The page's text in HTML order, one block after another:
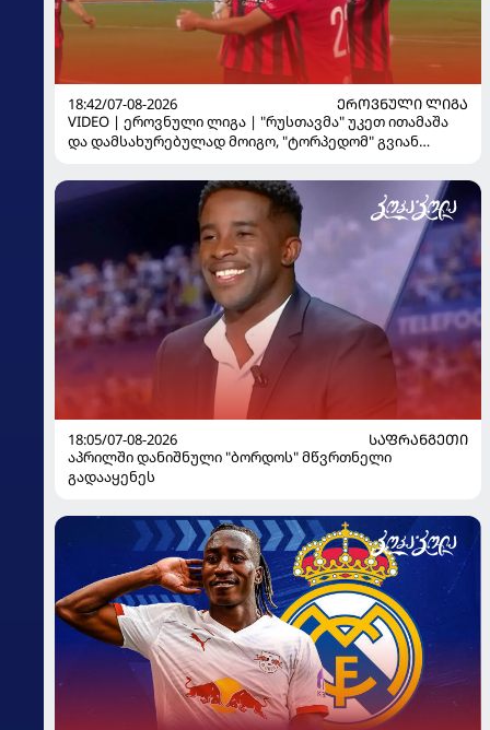
18:42/07-08-2026
ᲔᲠᲝᲕᲜᲣᲚᲘ ᲚᲘᲒᲐ
VIDEO | ეროვნული ლიგა | "რუსთავმა" უკეთ ითამაშა
და დამსახურებულად მოიგო, "ტორპედომ" გვიან
18:05/07-08-2026
ᲡᲐᲤᲠᲐᲜᲒᲔᲗᲘ
აპრილში დანიშნული "ბორდოს" მწვრთნელი
გადააყენეს